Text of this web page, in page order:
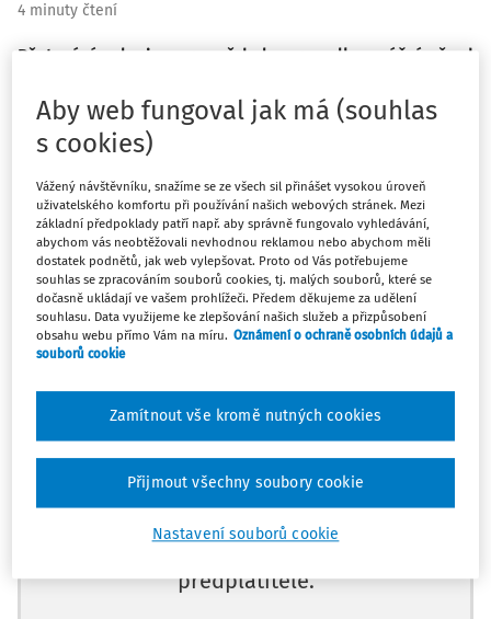
4 minuty čtení
Pěstování zeleniny pro mě bylo pro velkou vášní už od
své zahradě, kterou vedu jako přírodní a nepoužívám
žádnou chemii. Celkový stav životního prostředí mě
přivedl k myšlence vytvořit publikaci pro malé děti,
které tráví volné chvíle na zahradě. Cílem je děti
motivovat k zahrádkaření a ochraně životního prostředí.
Vznikl tak Deníček malého zahradníka.
Přírodní zahrady se v poslední době dostávají do popředí
zájmu. Základní myšlenkou je snaha co
Máte předplatné? Přihlaste se.
Tento dokument je jen pro
předplatitele.
Aby web fungoval jak má (souhlas
s cookies)
Vážený návštěvníku, snažíme se ze všech sil přinášet vysokou úroveň
uživatelského komfortu při používání našich webových stránek. Mezi
základní předpoklady patří např. aby správně fungovalo vyhledávání,
abychom vás neobtěžovali nevhodnou reklamou nebo abychom měli
dostatek podnětů, jak web vylepšovat. Proto od Vás potřebujeme
souhlas se zpracováním souborů cookies, tj. malých souborů, které se
dočasně ukládají ve vašem prohlížeči. Předem děkujeme za udělení
souhlasu. Data využijeme ke zlepšování našich služeb a přizpůsobení
obsahu webu přímo Vám na míru. Oznámení o ochraně osobních údajů a
souborů cookie
Nastavení souborů cookie
Zamítnout vše kromě nutných cookies
Přijmout všechny soubory cookie